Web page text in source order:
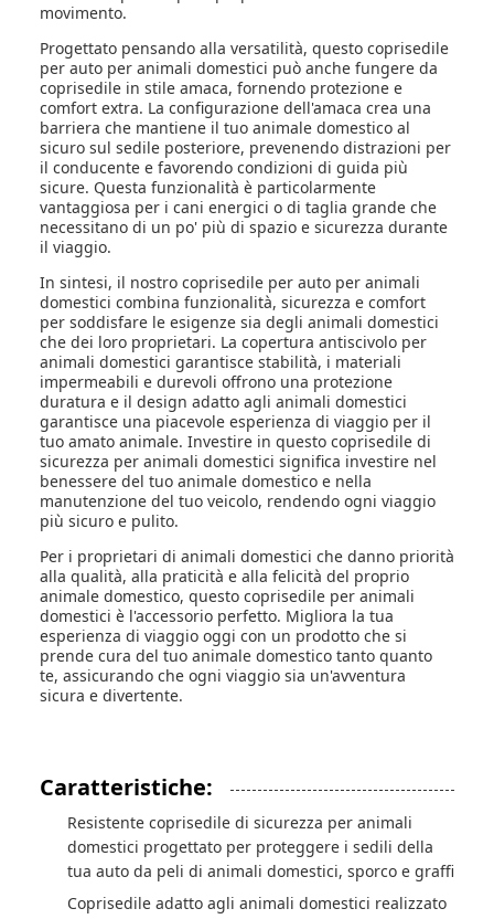
movimento.
Progettato pensando alla versatilità, questo coprisedile
per auto per animali domestici può anche fungere da
coprisedile in stile amaca, fornendo protezione e
comfort extra. La configurazione dell'amaca crea una
barriera che mantiene il tuo animale domestico al
sicuro sul sedile posteriore, prevenendo distrazioni per
il conducente e favorendo condizioni di guida più
sicure. Questa funzionalità è particolarmente
vantaggiosa per i cani energici o di taglia grande che
necessitano di un po' più di spazio e sicurezza durante
il viaggio.
In sintesi, il nostro coprisedile per auto per animali
domestici combina funzionalità, sicurezza e comfort
per soddisfare le esigenze sia degli animali domestici
che dei loro proprietari. La copertura antiscivolo per
animali domestici garantisce stabilità, i materiali
impermeabili e durevoli offrono una protezione
duratura e il design adatto agli animali domestici
garantisce una piacevole esperienza di viaggio per il
tuo amato animale. Investire in questo coprisedile di
sicurezza per animali domestici significa investire nel
benessere del tuo animale domestico e nella
manutenzione del tuo veicolo, rendendo ogni viaggio
più sicuro e pulito.
Per i proprietari di animali domestici che danno priorità
alla qualità, alla praticità e alla felicità del proprio
animale domestico, questo coprisedile per animali
domestici è l'accessorio perfetto. Migliora la tua
esperienza di viaggio oggi con un prodotto che si
prende cura del tuo animale domestico tanto quanto
te, assicurando che ogni viaggio sia un'avventura
sicura e divertente.
Caratteristiche:
Resistente coprisedile di sicurezza per animali
domestici progettato per proteggere i sedili della
tua auto da peli di animali domestici, sporco e graffi
Coprisedile adatto agli animali domestici realizzato